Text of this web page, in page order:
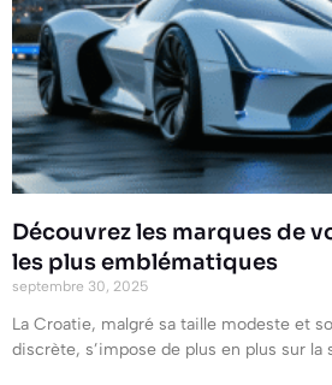
Découvrez les marques de
les plus emblématiques
septembre 30, 2025
La Croatie, malgré sa taille modeste et
discrète, s’impose de plus en plus sur la